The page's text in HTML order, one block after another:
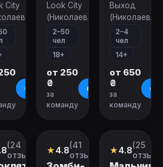
City
О квесте
Look City
(Николаев)
2–50
чел
18+
от 250
₴
за
команду
О квесте
Выход
(Николаев)
2–4
чел
14+
от 650
₴
за
команду
О
(24
отзыва)
Квест
★4.8(41
отзыв)
Квест
★4.8(25